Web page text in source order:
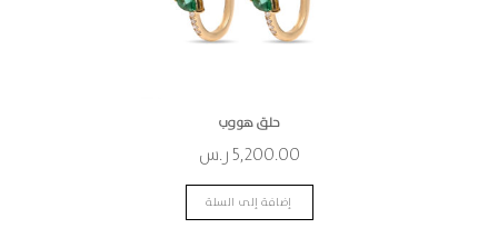
حلق هووب
5,200.00ر.س
إضافة إلى السلة